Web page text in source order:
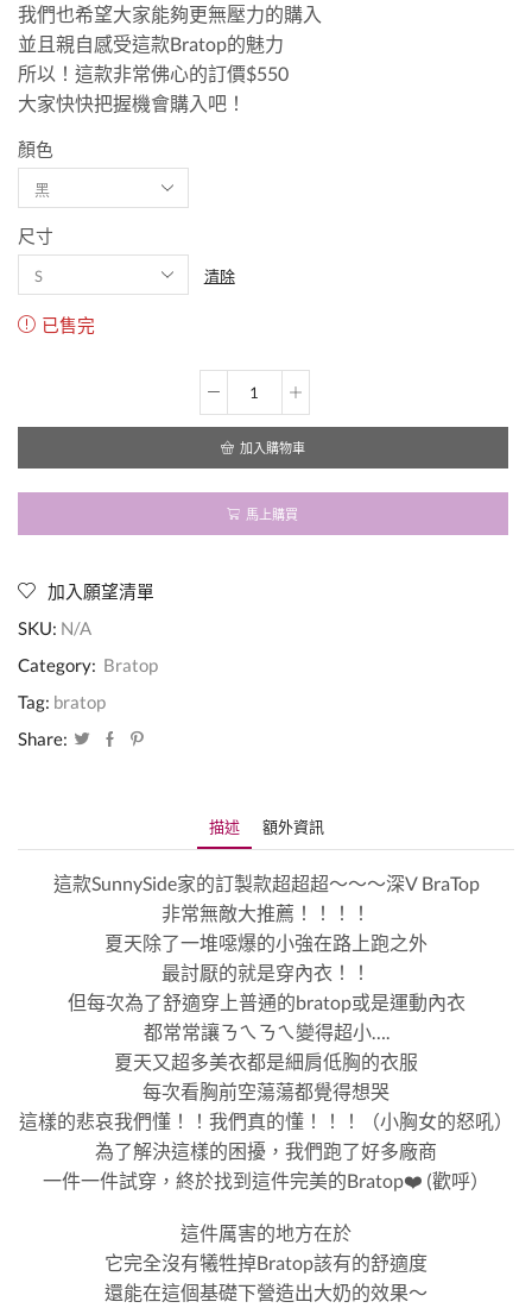
我們也希望大家能夠更無壓力的購入
並且親自感受這款Bratop的魅力
所以！這款非常佛心的訂價$550
大家快快把握機會購入吧！
顏色
尺寸
清除
已售完
超
深
Ｖ
爆
Bratop！
加入購物車
馬上購買
加入願望清單
SKU: N/A
Category: Bratop
Tag: bratop
Share:
描述 額外資訊
這款SunnySide家的訂製款超超超～～～深V BraTop
非常無敵大推薦！！！！
夏天除了一堆噁爆的小強在路上跑之外
最討厭的就是穿內衣！！
但每次為了舒適穿上普通的bratop或是運動內衣
都常常讓ㄋㄟㄋㄟ變得超小….
夏天又超多美衣都是細肩低胸的衣服
每次看胸前空蕩蕩都覺得想哭
這樣的悲哀我們懂！！我們真的懂！！！（小胸女的怒吼）
為了解決這樣的困擾，我們跑了好多廠商
一件一件試穿，終於找到這件完美的Bratop❤️ (歡呼）
這件厲害的地方在於
它完全沒有犧牲掉Bratop該有的舒適度
還能在這個基礎下營造出大奶的效果～